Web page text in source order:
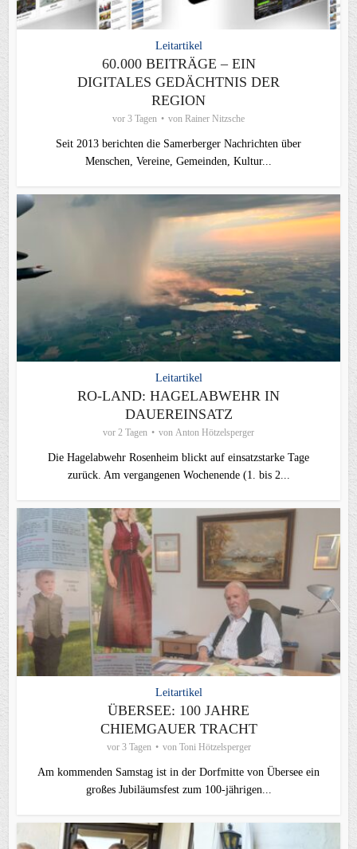
Leitartikel
60.000 BEITRÄGE – EIN
DIGITALES GEDÄCHTNIS DER
REGION
vor 3 Tagen von Rainer Nitzsche
Seit 2013 berichten die Samerberger Nachrichten über
Menschen, Vereine, Gemeinden, Kultur...
Leitartikel
RO-LAND: HAGELABWEHR IN
DAUEREINSATZ
vor 2 Tagen von Anton Hötzelsperger
Die Hagelabwehr Rosenheim blickt auf einsatzstarke Tage
zurück. Am vergangenen Wochenende (1. bis 2...
Leitartikel
ÜBERSEE: 100 JAHRE
CHIEMGAUER TRACHT
vor 3 Tagen von Toni Hötzelsperger
Am kommenden Samstag ist in der Dorfmitte von Übersee ein
großes Jubiläumsfest zum 100-jährigen...